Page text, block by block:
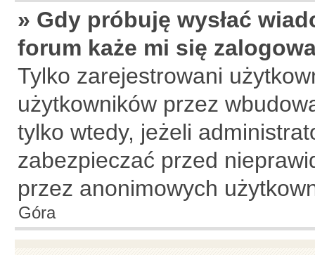
» Gdy próbuję wysłać
forum każe mi się
Tylko zarejestrowani
użytkowników przez
tylko wtedy, jeżeli
zabezpieczać przed
przez anonimowych
Góra